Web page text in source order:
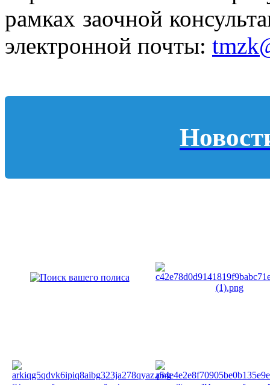
рамках заочной
электронной почты: